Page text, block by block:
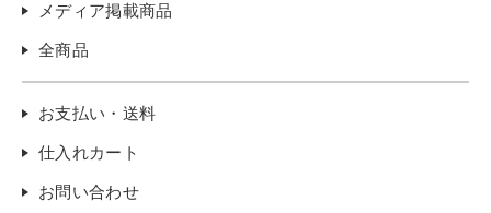
メディア掲載商品
全商品
お支払い・送料
仕入れカート
お問い合わせ